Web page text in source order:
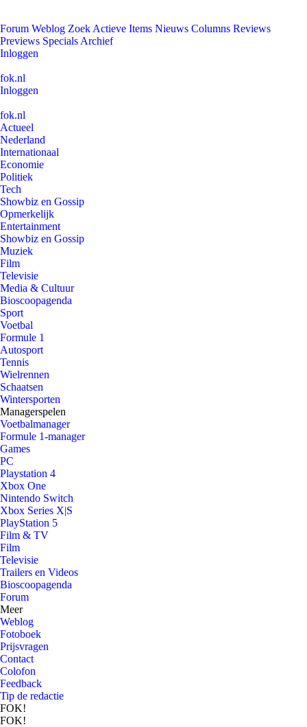
Forum Weblog Zoek Actieve Items Nieuws Columns Reviews
Previews Specials Archief
Inloggen
fok.nl
Inloggen
fok.nl
Actueel
Nederland
Internationaal
Economie
Politiek
Tech
Showbiz en Gossip
Opmerkelijk
Entertainment
Showbiz en Gossip
Muziek
Film
Televisie
Media & Cultuur
Bioscoopagenda
Sport
Voetbal
Formule 1
Autosport
Tennis
Wielrennen
Schaatsen
Wintersporten
Managerspelen
Voetbalmanager
Formule 1-manager
Games
PC
Playstation 4
Xbox One
Nintendo Switch
Xbox Series X|S
PlayStation 5
Film & TV
Film
Televisie
Trailers en Videos
Bioscoopagenda
Forum
Meer
Weblog
Fotoboek
Prijsvragen
Contact
Colofon
Feedback
Tip de redactie
FOK!
FOK!